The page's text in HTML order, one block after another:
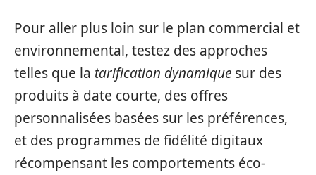
Pour aller plus loin sur le plan commercial et
environnemental, testez des approches
telles que la tarification dynamique sur des
produits à date courte, des offres
personnalisées basées sur les préférences,
et des programmes de fidélité digitaux
récompensant les comportements éco-